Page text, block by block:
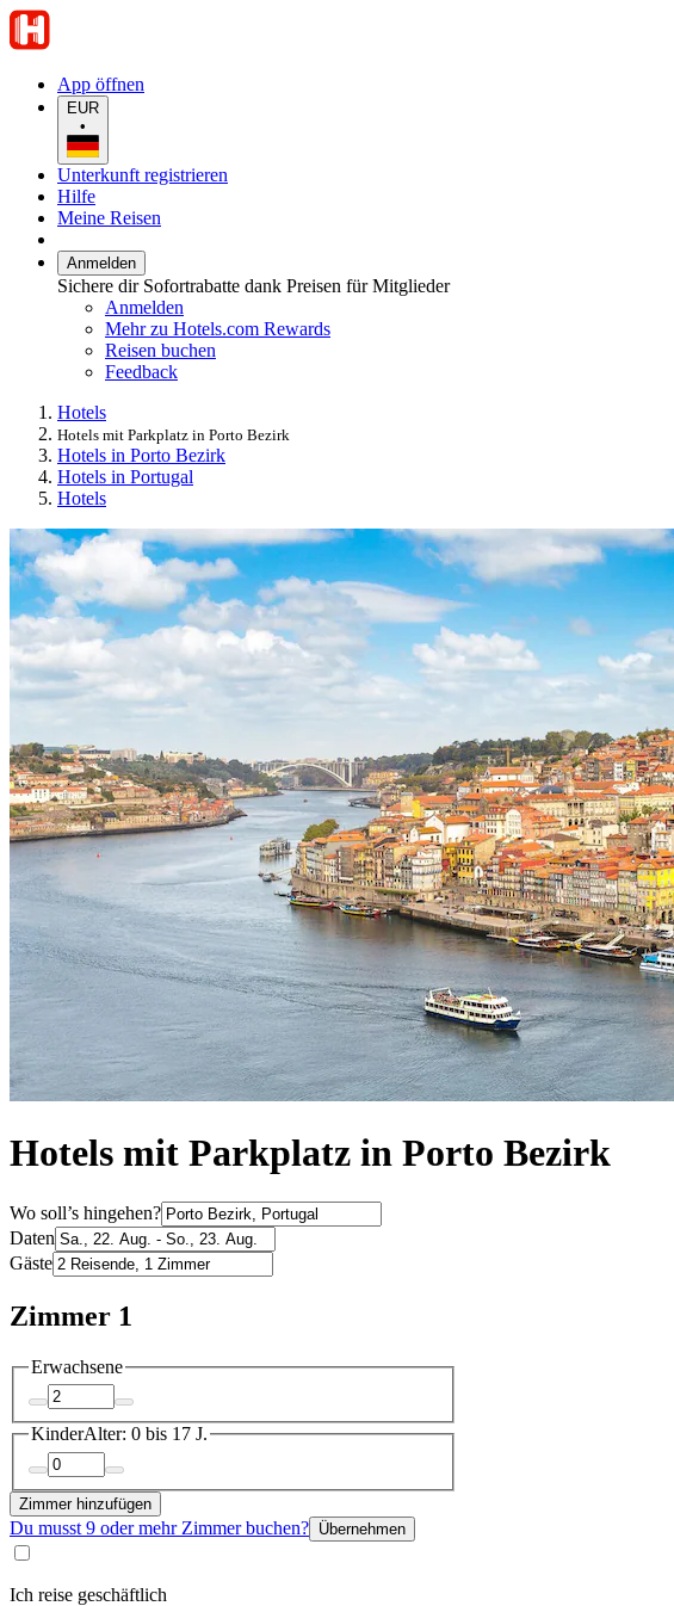
App öffnen
EUR
•
Unterkunft registrieren
Hilfe
Meine Reisen
Anmelden
Sichere dir Sofortrabatte dank Preisen für Mitglieder
Anmelden
Mehr zu Hotels.com Rewards
Reisen buchen
Feedback
Hotels
Hotels mit Parkplatz in Porto Bezirk
Hotels in Porto Bezirk
Hotels in Portugal
Hotels
Hotels mit Parkplatz in Porto Bezirk
Wo soll’s hingehen?
Daten
Gäste
Zimmer 1
Erwachsene
KinderAlter: 0 bis 17 J.
Zimmer hinzufügen
Du musst 9 oder mehr Zimmer buchen? Übernehmen
Ich reise geschäftlich